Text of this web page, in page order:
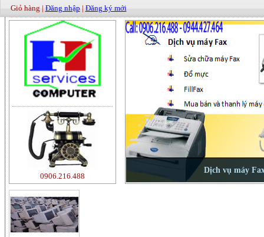
Giỏ hàng | Đăng nhập | Đăng ký mới
0906.216.488